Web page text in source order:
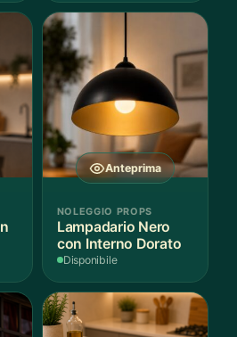
Anteprima
NOLEGGIO PROPS
Lampadario Nero
con Interno Dorato
Disponibile